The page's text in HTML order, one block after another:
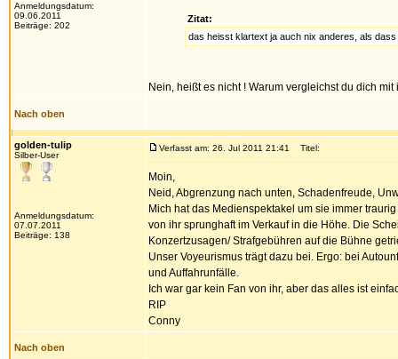
Anmeldungsdatum:
09.06.2011
Beiträge: 202
Zitat:
das heisst klartext ja auch nix anderes, als
Nein, heißt es nicht ! Warum vergleichst du dich mit
Nach oben
golden-tulip
Silber-User
Anmeldungsdatum:
07.07.2011
Beiträge: 138
Verfasst am: 26. Jul 2011 21:41 Titel:
Moin,
Neid, Abgrenzung nach unten, Schadenfreude,
Mich hat das Medienspektakel um sie immer
von ihr sprunghaft im Verkauf in die Höhe. Die
Konzertzusagen/ Strafgebühren auf die Bühne
Unser Voyeurismus trägt dazu bei. Ergo: bei
und Auffahrunfälle.
Ich war gar kein Fan von ihr, aber das alles ist
RIP
Conny
Nach oben